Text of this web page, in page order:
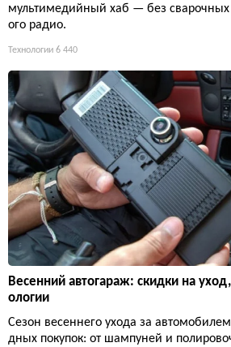
мультимедийный хаб — без сварочных
ого радио.
Технологии 6 440
Весенний автогараж: скидки на
ологии
Сезон весеннего ухода за
дных покупок: от шампуней и